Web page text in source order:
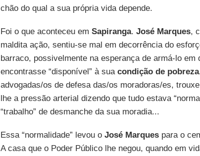
chão do qual a sua própria vida depende.
Foi o que aconteceu em Sapiranga. José Marques,
maldita ação, sentiu-se mal em decorrência do
barraco, possivelmente na esperança de armá-lo em
encontrasse “disponível” à sua condição de pobreza
advogadas/os de defesa das/os moradoras/es,
lhe a pressão arterial dizendo que tudo estava
“trabalho” de desmanche da sua moradia...
Essa “normalidade” levou o José Marquespara o
A casa que o Poder Público lhe negou, quando em